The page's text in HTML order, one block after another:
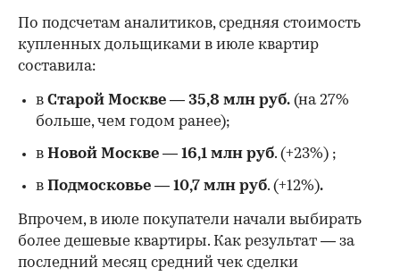
По подсчетам аналитиков, средняя стоимость
купленных дольщиками в июле квартир
составила:
в Старой Москве — 35,8 млн руб. (на 27%
больше, чем годом ранее);
в Новой Москве — 16,1 млн руб. (+23%) ;
в Подмосковье — 10,7 млн руб. (+12%).
Впрочем, в июле покупатели начали выбирать
более дешевые квартиры. Как результат — за
последний месяц средний чек сделки